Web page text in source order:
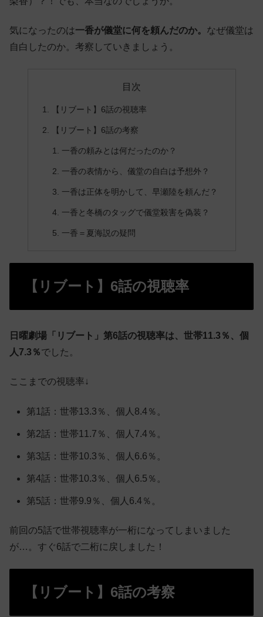
気になったのは一香が儀堂に何を頼んだのか。 なぜ儀堂は
自白したのか。考察していきましょう。
目次
【リブート】6話の視聴率
【リブート】6話の考察
一香の頼みとは何だったのか？
一香の表情から、儀堂の自白は予想外？
一香は正体を明かして、早瀬陸を頼んだ？
一香と冬橋のタッグで儀堂殺害を偽装？
一香＝夏海説の疑問
【リブート】6話の視聴率
日曜劇場「リブート」第6話の視聴率は、世帯11.3％、個
人7.3％でした。
ここまでの視聴率↓
第1話：世帯13.3％、個人8.4％。
第2話：世帯11.7％、個人7.4％。
第3話：世帯10.3％、個人6.6％。
第4話：世帯10.3％、個人6.5％。
第5話：世帯9.9％、個人6.4％。
前回の5話で世帯視聴率が一桁になってしまいました
が…。すぐ6話で二桁に戻しました！
【リブート】6話の考察